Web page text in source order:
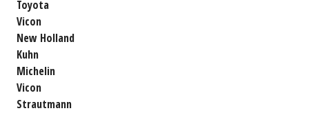
Toyota
Vicon
New Holland
Kuhn
Michelin
Vicon
Strautmann